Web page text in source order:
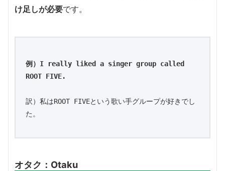
け足しが必要です。
例）I really liked a singer group called
ROOT FIVE.
訳）私はROOT FIVEという歌い手グループが好きでし
た。
オタク：Otaku